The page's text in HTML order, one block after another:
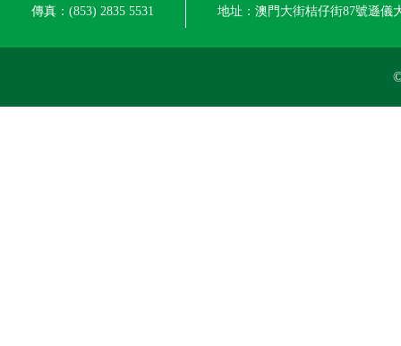
傳真：(853) 2835 5531
地址：澳門大街桔仔街87號遜儀